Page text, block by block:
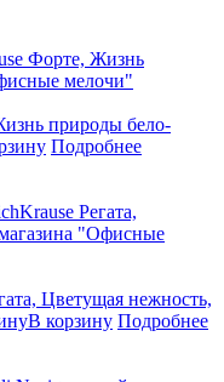
природы бело-
Подробнее
Цветущая нежность,
В корзину Подробнее